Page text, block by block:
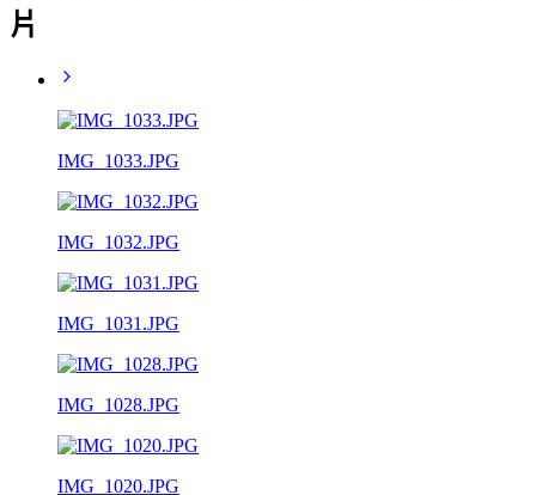
片
IMG_1033.JPG
IMG_1032.JPG
IMG_1031.JPG
IMG_1028.JPG
IMG_1020.JPG